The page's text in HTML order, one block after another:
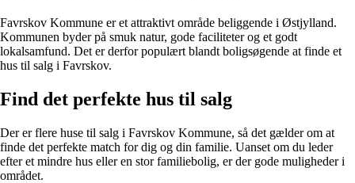
Favrskov Kommune er et attraktivt område beliggende i Østjylland.
Kommunen byder på smuk natur, gode faciliteter og et godt
lokalsamfund. Det er derfor populært blandt boligsøgende at finde et
hus til salg i Favrskov.
Find det perfekte hus til salg
Der er flere huse til salg i Favrskov Kommune, så det gælder om at
finde det perfekte match for dig og din familie. Uanset om du leder
efter et mindre hus eller en stor familiebolig, er der gode muligheder i
området.